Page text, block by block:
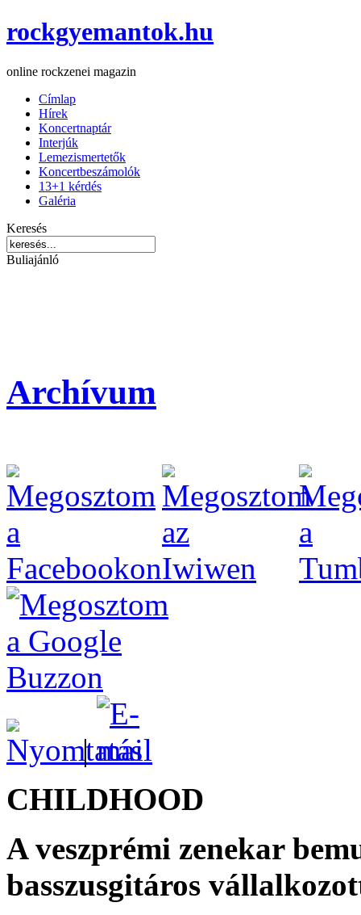
rockgyemantok.hu
online rockzenei magazin
Címlap
Hírek
Koncertnaptár
Interjúk
Lemezismertetők
Koncertbeszámolók
13+1 kérdés
Galéria
Keresés
Buliajánló
Archívum
|
CHILDHOOD
A veszprémi zenekar
basszusgitáros